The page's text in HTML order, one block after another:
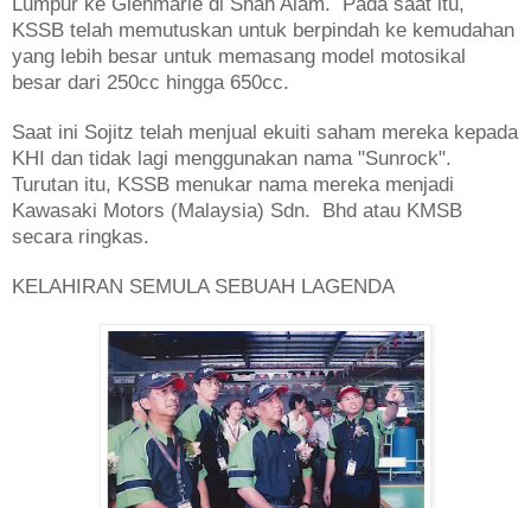
KSSB telah memutuskan untuk berpindah ke kemudahan
yang lebih besar untuk memasang model motosikal
besar dari 250cc hingga 650cc.
Saat ini Sojitz telah menjual ekuiti saham mereka kepada
KHI dan tidak lagi menggunakan nama "Sunrock".
Turutan itu, KSSB menukar nama mereka menjadi
Kawasaki Motors (Malaysia) Sdn. Bhd atau KMSB
secara ringkas.
KELAHIRAN SEMULA SEBUAH LAGENDA